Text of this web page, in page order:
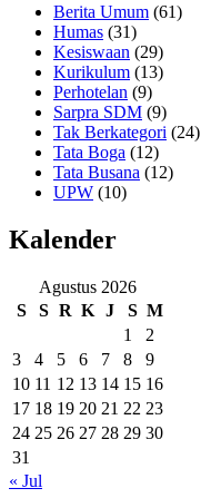
Berita Umum (61)
Humas (31)
Kesiswaan (29)
Kurikulum (13)
Perhotelan (9)
Sarpra SDM (9)
Tak Berkategori (24)
Tata Boga (12)
Tata Busana (12)
UPW (10)
Kalender
Agustus 2026
S
S R K J S M
1
2
3
4 5 6 7 8
9
10 11 12 13 14 15 16
17 18 19 20 21 22 23
24 25 26 27 28 29 30
31
« Jul